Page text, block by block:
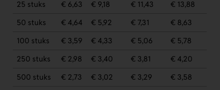
25 stuks € 6,63 € 9,18 € 11,43
€ 13,88
50 stuks
€ 4,64 € 5,92 € 7,31
€ 8,63
100 stuks
€ 3,59 € 4,33 € 5,06
€ 5,78
250 stuks
€ 2,98 € 3,40 € 3,81
€ 4,20
500 stuks
€ 2,73 € 3,02 € 3,29
€ 3,58